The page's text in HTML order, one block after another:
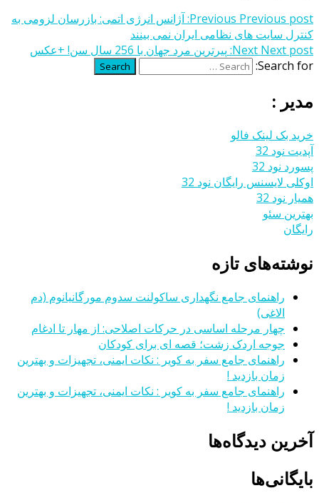
Previous Previous post:
آژانس انرژی اتمی: بازرسان لزومی به
کنترل سایت های نظامی ایران نمی بینند
Next Next post:
پیرترین مرد جهان با 256 سال سن! +عکس
Search for:
Search
مدیر :
خرید بک لینک فالو
آپدیت نود 32
پسورد نود 32
اوکلی لایسنس رایگان نود 32
همیار نود 32
بهترین سئو
رایگان
نوشته‌های تازه
راهنمای جامع نگهداری ساکولنت سدوم مورگانیانوم (دم
الاغی)
چهار مرحله اساسی در حرکات اصلاحی: از مهار تا ادغام
جوجه اردک زشت؛ قصه ای برای کودکان
راهنمای جامع سفر به کویر : نکات ایمنی، تجهیزات و بهترین
زمان بازدید !
راهنمای جامع سفر به کویر : نکات ایمنی، تجهیزات و بهترین
زمان بازدید !
آخرین دیدگاه‌ها
بایگانی‌ها